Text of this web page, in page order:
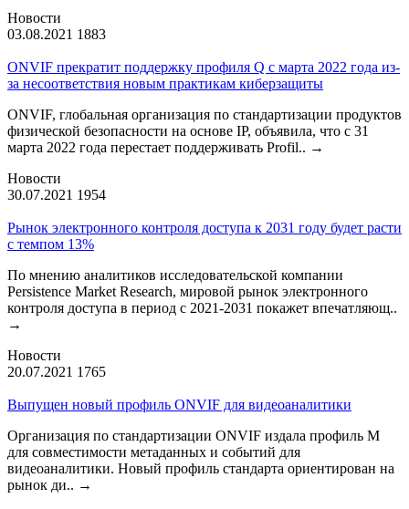
Новости
03.08.2021 1883
ONVIF прекратит поддержку профиля Q с марта 2022 года из-
за несоответствия новым практикам киберзащиты
ONVIF, глобальная организация по стандартизации продуктов
физической безопасности на основе IP, объявила, что с 31
марта 2022 года перестает поддерживать Profil.. →
Новости
30.07.2021 1954
Рынок электронного контроля доступа к 2031 году будет расти
с темпом 13%
По мнению аналитиков исследовательской компании
Persistence Market Research, мировой рынок электронного
контроля доступа в период с 2021-2031 покажет впечатляющ..
→
Новости
20.07.2021 1765
Выпущен новый профиль ONVIF для видеоаналитики
Организация по стандартизации ONVIF издала профиль М
для совместимости метаданных и событий для
видеоаналитики. Новый профиль стандарта ориентирован на
рынок ди.. →